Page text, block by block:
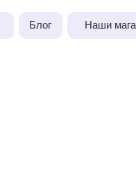
Наши магазины